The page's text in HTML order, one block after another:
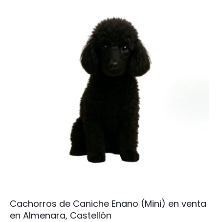
Cachorros de Caniche Enano (Mini) en venta
en Almenara, Castellón